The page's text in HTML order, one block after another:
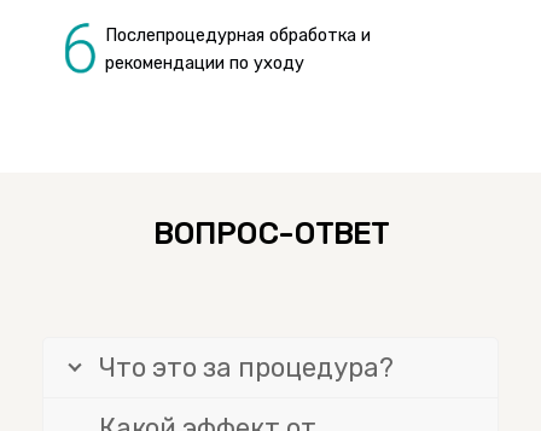
Послепроцедурная обработка и
рекомендации по уходу
ВОПРОС-ОТВЕТ
Что это за процедура?